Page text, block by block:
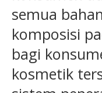
semua
komposisi
bagi
kosmetik